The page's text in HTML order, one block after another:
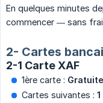
En quelques minutes
commencer — sans
2- Cartes
2-1 Carte XAF
1ère carte : Gratuite
Cartes suivantes :